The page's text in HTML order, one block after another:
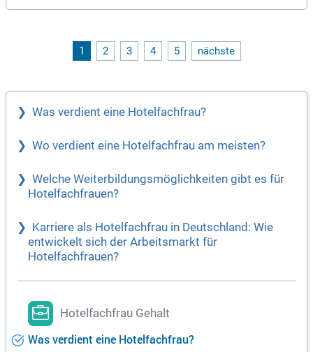
rvice und im Café, um individuelle Gästewünsche zu erfülle
sorgfältige Pflege der Reservierungs- und Hotel-Systeme ist
ebenso wichtig wie die Unterstützung bei administrativen Tä
1 2 3 4 5 nächste
Was verdient eine Hotelfachfrau?
Wo verdient eine Hotelfachfrau am meisten?
Welche Weiterbildungsmöglichkeiten gibt es für
Hotelfachfrauen?
Karriere als Hotelfachfrau in Deutschland: Wie
entwickelt sich der Arbeitsmarkt für
Hotelfachfrauen?
Hotelfachfrau Gehalt
Was verdient eine Hotelfachfrau?